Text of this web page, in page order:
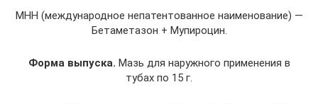
МНН (международное непатентованное наименование) —
Бетаметазон + Мупироцин.
Форма выпуска. Мазь для наружного применения в
тубах по 15 г.